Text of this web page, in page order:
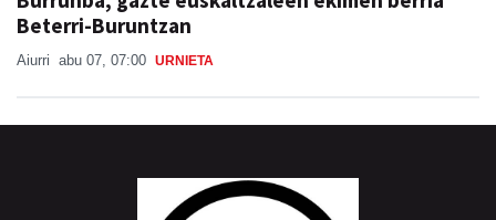
Beterri-Buruntzan
Aiurri abu 07, 07:00 URNIETA